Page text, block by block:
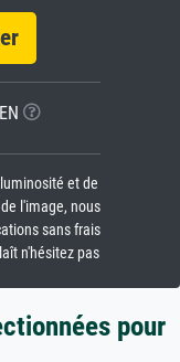
et de
l'image, nous
sans frais
n'hésitez pas
pour